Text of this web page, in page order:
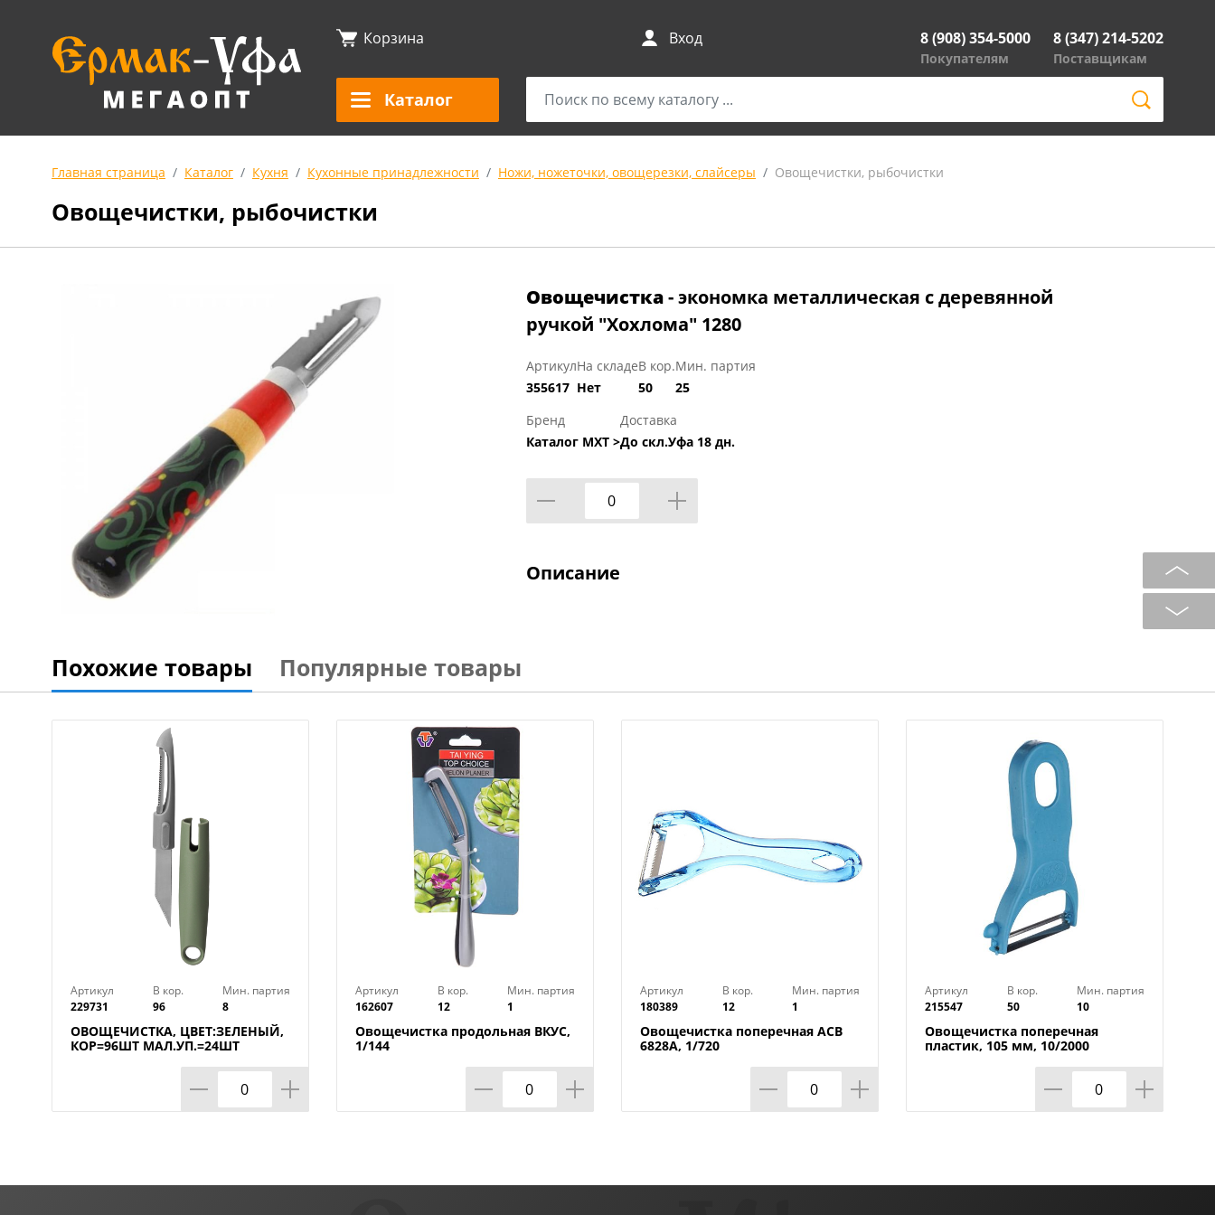
Корзина Вход 8 (908) 354-5000
Покупателям
8 (347) 214-5202
Поставщикам
Каталог
Главная страница Каталог Кухня Кухонные принадлежности Ножи, ножеточки, овощерезки, слайсеры Овощечистки, рыбочистки
Овощечистки, рыбочистки
Овощечистка- экономка металлическая с деревянной
ручкой "Хохлома" 1280
Артикул
355617
На складе
Нет
В кор.
50
Мин. партия
25
Бренд
Каталог МХТ >
Доставка
До скл.Уфа 18 дн.
Описание
Похожие товары Популярные товары
Артикул
229731
В кор.
96
Мин. партия
8
ОВОЩЕЧИСТКА, ЦВЕТ:ЗЕЛЕНЫЙ,
КОР=96ШТ МАЛ.УП.=24ШТ
Артикул
162607
В кор.
12
Мин. партия
1
Овощечистка продольная ВКУС,
1/144
Артикул
180389
В кор.
12
Мин. партия
1
Овощечистка поперечная ACB
6828A, 1/720
Артикул
215547
В кор.
50
Мин. партия
10
Овощечистка поперечная
пластик, 105 мм, 10/2000